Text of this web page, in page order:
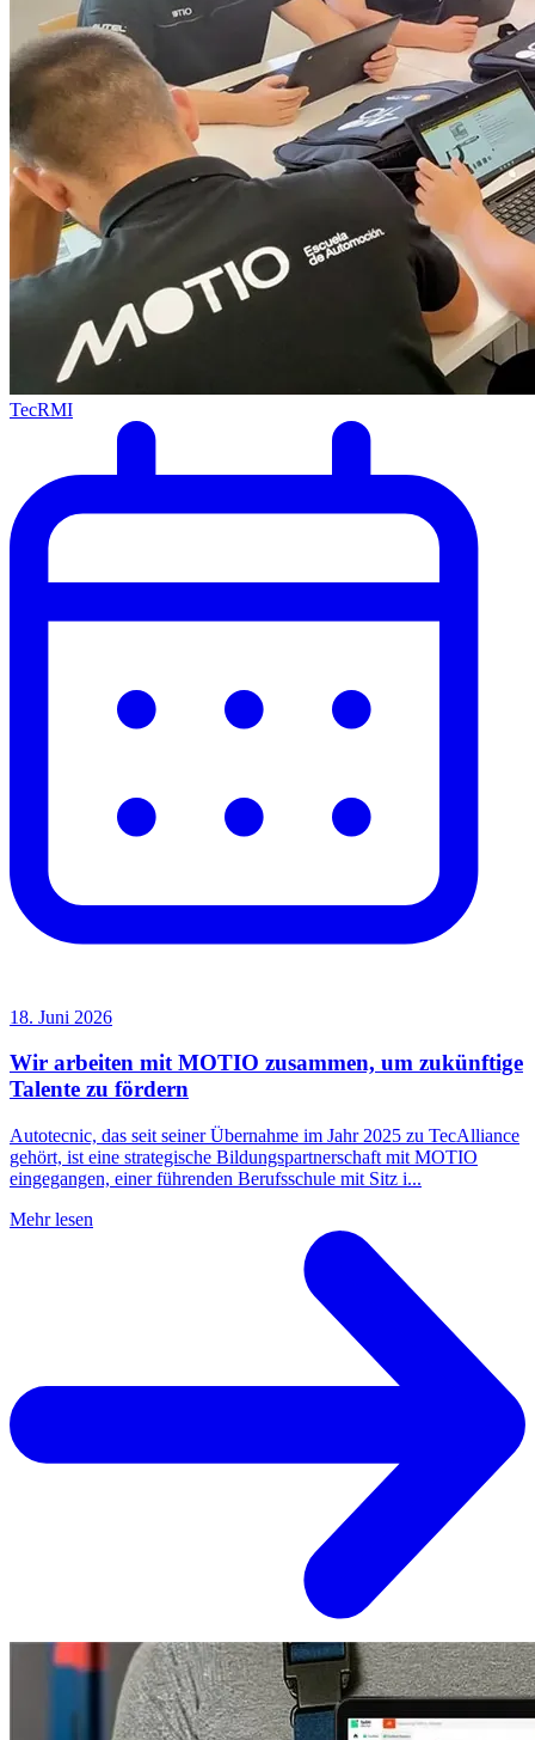
TecRMI
18. Juni 2026
Wir arbeiten mit MOTIO zusammen, um zukünftige
Talente zu fördern
Autotecnic, das seit seiner Übernahme im Jahr 2025 zu TecAlliance
gehört, ist eine strategische Bildungspartnerschaft mit MOTIO
eingegangen, einer führenden Berufsschule mit Sitz i...
Mehr lesen